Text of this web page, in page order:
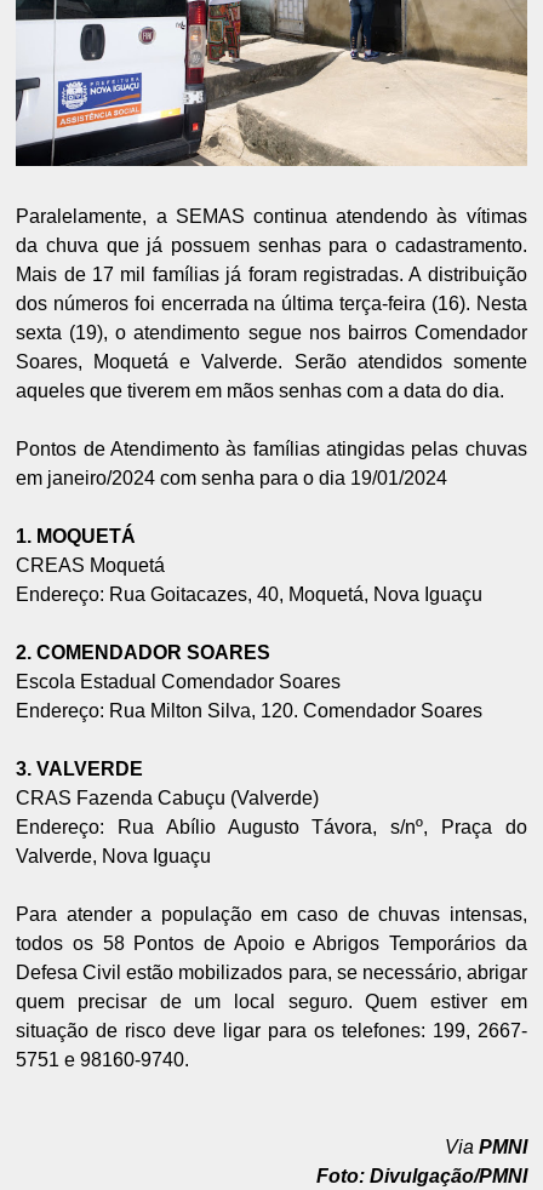
Paralelamente, a SEMAS continua atendendo às vítimas
da chuva que já possuem senhas para o cadastramento.
Mais de 17 mil famílias já foram registradas. A distribuição
dos números foi encerrada na última terça-feira (16). Nesta
sexta (19), o atendimento segue nos bairros Comendador
Soares, Moquetá e Valverde. Serão atendidos somente
aqueles que tiverem em mãos senhas com a data do dia.
Pontos de Atendimento às famílias atingidas pelas chuvas
em janeiro/2024 com senha para o dia 19/01/2024
1. MOQUETÁ
CREAS Moquetá
Endereço: Rua Goitacazes, 40, Moquetá, Nova Iguaçu
2. COMENDADOR SOARES
Escola Estadual Comendador Soares
Endereço: Rua Milton Silva, 120. Comendador Soares
3. VALVERDE
CRAS Fazenda Cabuçu (Valverde)
Endereço: Rua Abílio Augusto Távora, s/nº, Praça do
Valverde, Nova Iguaçu
Para atender a população em caso de chuvas intensas,
todos os 58 Pontos de Apoio e Abrigos Temporários da
Defesa Civil estão mobilizados para, se necessário, abrigar
quem precisar de um local seguro. Quem estiver em
situação de risco deve ligar para os telefones: 199, 2667-
5751 e 98160-9740.
Via PMNI
Foto: Divulgação/PMNI